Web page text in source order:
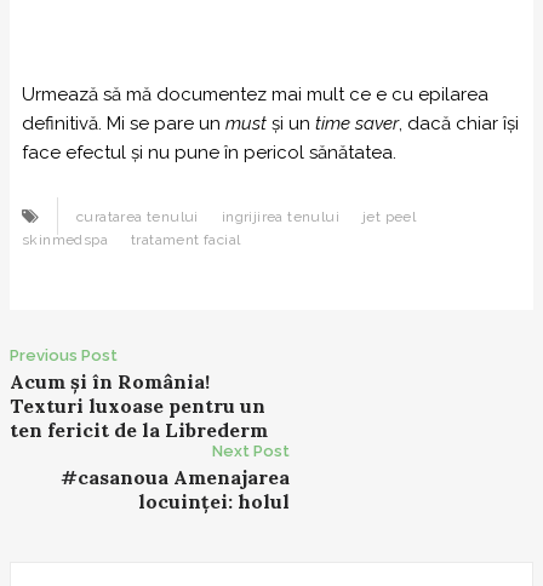
Urmează să mă documentez mai mult ce e cu epilarea
definitivă. Mi se pare un must și un time saver, dacă chiar își
face efectul și nu pune în pericol sănătatea.
curatarea tenului ingrijirea tenului
jet peel
skinmedspa
tratament facial
P
o
s
Previous Post
Acum și în România!
Texturi luxoase pentru un
ten fericit de la Librederm
Next Post
#casanoua Amenajarea
locuinței: holul